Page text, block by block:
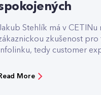
Stehlík má v CETINu
zkušenost pro
tedy customer
More